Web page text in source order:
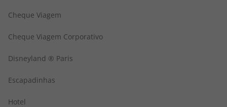
Cheque Viagem
Cheque Viagem Corporativo
Disneyland ® Paris
Escapadinhas
Hotel